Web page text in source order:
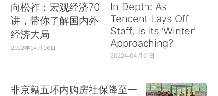
向松祚：宏观经济70
讲，带你了解国内外
经济大局
2022年04月06日
In Depth: As
Tencent Lays Off
Staff, Is Its ‘Winter’
Approaching?
2022年04月01日
非京籍五环内购房社保降至一